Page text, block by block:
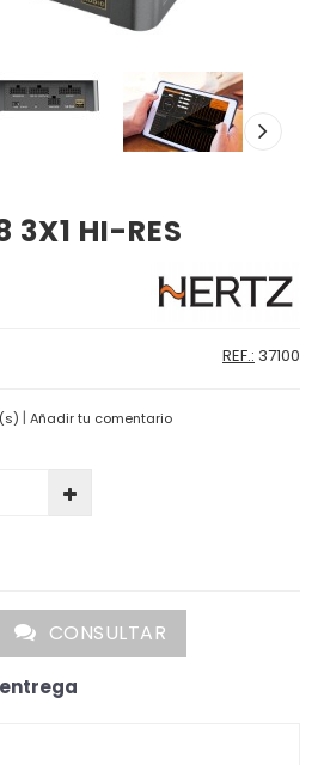
3X1 HI-RES
REF.: 37100
| Añadir tu comentario
CONSULTAR